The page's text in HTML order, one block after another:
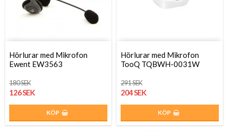
Hörlurar med Mikrofon
Ewent EW3563
180 SEK
126 SEK
KÖP
Hörlurar med Mikrofon
TooQ TQBWH-0031W
291 SEK
204 SEK
KÖP